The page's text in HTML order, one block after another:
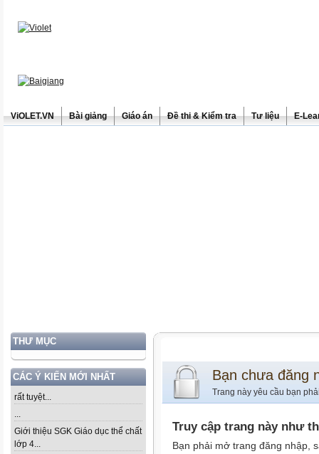
ViOLET.VN Bài giảng Giáo án Đề thi & Kiểm tra Tư liệu E-
THƯ MỤC
CÁC Ý KIẾN MỚI NHẤT
rất tuyệt...
...
Giới thiệu SGK Giáo dục thể chất
lớp 4...
Bạn chưa đăng
Trang này yêu cầu bạn
Truy cập trang này như
Bạn phải mở trang đăng nhập,